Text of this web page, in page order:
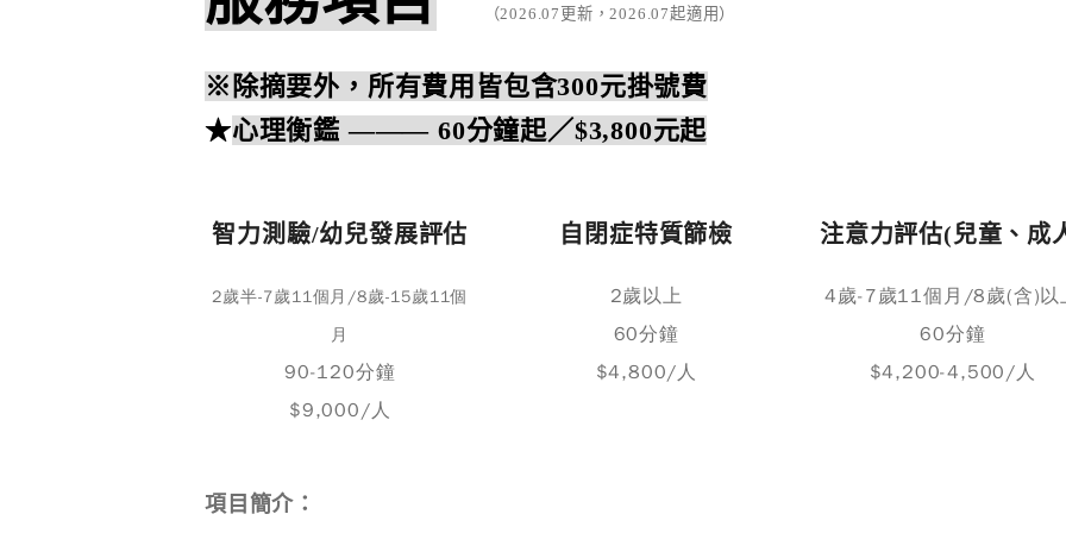
（2026.07更新，2026.07起適用）
※ 除摘要外，所有費用皆包含300元掛號費
★心理衡鑑———60分鐘起／$3,800元起
智力測驗/幼兒發展評估
2歲半-7歲11個月/8歲-15歲11個
月
90-120分鐘
$9,000/人
自閉症特質篩檢
2歲以上
60分鐘
$4,800/人
注意力評估(兒童、成
4歲-7歲11個月/8歲(含)以
60分鐘
$4,200-4,500/人
項目簡介：